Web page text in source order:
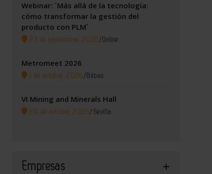
Webinar: ´Más allá de la tecnología:
cómo transformar la gestión del
producto con PLM´
23 de septiembre, 2026 /Online
Metromeet 2026
1 de octubre, 2026 / Bilbao
VI Mining and Minerals Hall
20 de octubre, 2026/ Sevilla
Empresas